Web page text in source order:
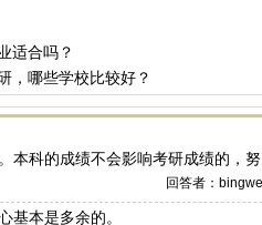
适合吗？
，哪些学校比较好？
科的成绩不会影响考研成绩的，努
回答者：
基本是多余的。